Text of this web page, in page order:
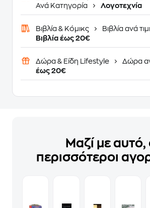
Ανά Κατηγορία
Λογοτεχνία
Βιβλία & Κόμικς
Βιβλία ανά
Βιβλία έως 20€
Δώρα & Είδη Lifestyle
Δώρα
έως 20€
Μαζί με αυτό,
περισσότεροι